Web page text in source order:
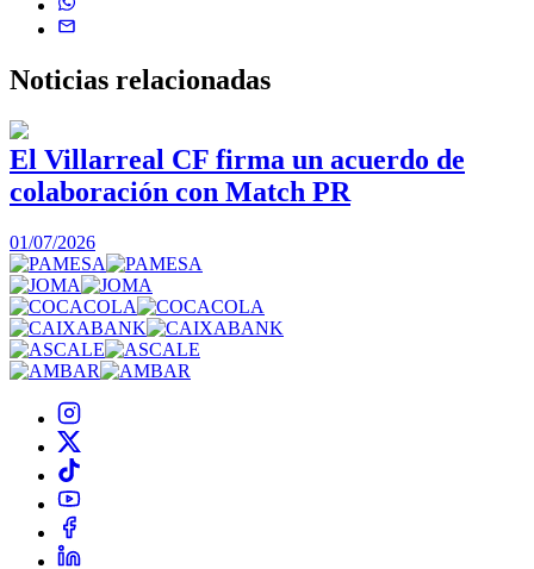
Noticias relacionadas
El Villarreal CF firma un acuerdo de
colaboración con Match PR
01/07/2026